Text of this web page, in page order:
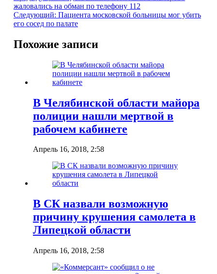
жаловались на обман по телефону 112
Следующий: Пациента московской больницы мог убить
его сосед по палате
Похожие записи
В Челябинской области майора
полиции нашли мертвой в
рабочем кабинете
Апрель 16, 2018, 2:58
В СК назвали возможную
причину крушения самолета в
Липецкой области
Апрель 16, 2018, 2:58